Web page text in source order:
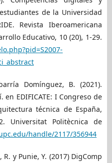
de la Universidad
Revista Iberoamericana
Educativo, 10 (20), 1-29.
Domínguez, B. (2021).
EDIFICATE: I Congreso de
técnica de España,
Universitat Politècnica de
handle/2117/356944
y Punie, Y. (2017) DigComp